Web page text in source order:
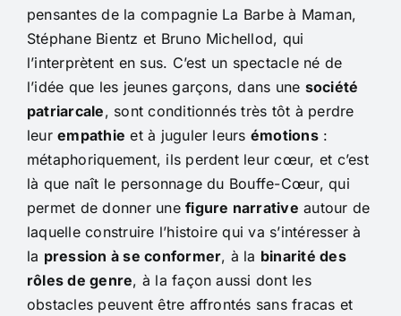
pensantes de la compagnie La Barbe à Maman,
Stéphane Bientz et Bruno Michellod, qui
l’interprètent en sus. C’est un spectacle né de
l’idée que les jeunes garçons, dans une société
patriarcale, sont conditionnés très tôt à perdre
leurempathie et à juguler leurs émotions:
métaphoriquement, ils perdent leur cœur, et c’est
là que naît le personnage du Bouffe-Cœur, qui
permet de donner unefigure narrative autour de
laquelle construire l’histoire qui va s’intéresser à
la pression à se conformer, à la binarité des
rôles de genre, à la façon aussi dont les
obstacles peuvent être affrontés sans fracas et